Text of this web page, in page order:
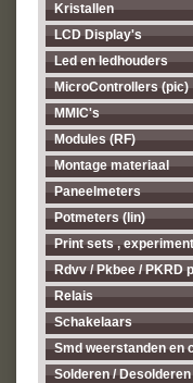
Kristallen
LCD Display's
Led en ledhouders
MicroControllers (pic)
MMIC's
Modules (RF)
Montage materiaal
Paneelmeters
Potmeters (lin)
Print sets ,
Rdvv / Pkbee / PKRD
Relais
Schakelaars
Smd weerstanden en
Solderen / Desolderen